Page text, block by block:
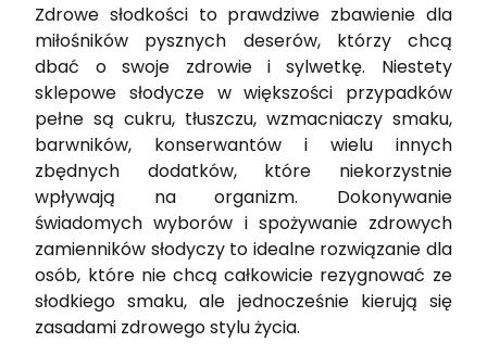
Zdrowe słodkości to prawdziwe zbawienie dla
miłośników pysznych deserów, którzy chcą
dbać o swoje zdrowie i sylwetkę. Niestety
sklepowe słodycze w większości przypadków
pełne są cukru, tłuszczu, wzmacniaczy smaku,
barwników, konserwantów i wielu innych
zbędnych dodatków, które niekorzystnie
wpływają na organizm. Dokonywanie
świadomych wyborów i spożywanie zdrowych
zamienników słodyczy to idealne rozwiązanie dla
osób, które nie chcą całkowicie rezygnować ze
słodkiego smaku, ale jednocześnie kierują się
zasadami zdrowego stylu życia.